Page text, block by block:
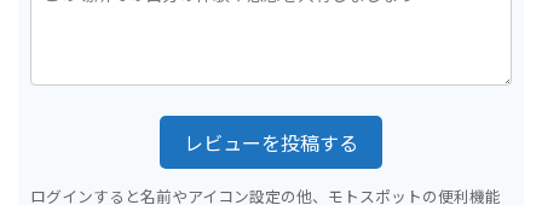
レビューを投稿する
ログインすると名前やアイコン設定の他、モトスポットの便利機能